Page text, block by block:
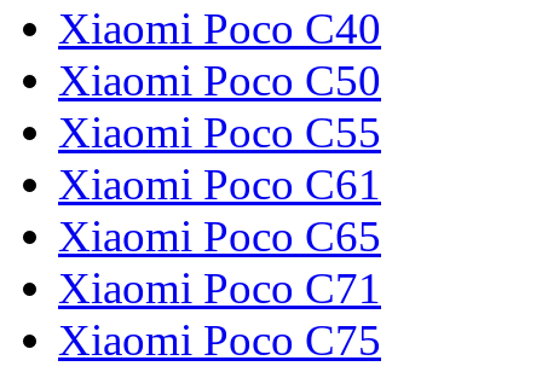
Xiaomi Poco C40
Xiaomi Poco C50
Xiaomi Poco C55
Xiaomi Poco C61
Xiaomi Poco C65
Xiaomi Poco C71
Xiaomi Poco C75